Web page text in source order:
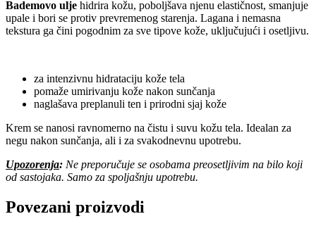
Bademovo ulje hidrira kožu, poboljšava njenu elastičnost, smanjuje
upale i bori se protiv prevremenog starenja. Lagana i nemasna
tekstura ga čini pogodnim za sve tipove kože, uključujući i osetljivu.
za intenzivnu hidrataciju kože tela
pomaže umirivanju kože nakon sunčanja
naglašava preplanuli ten i prirodni sjaj kože
Krem se nanosi ravnomerno na čistu i suvu kožu tela. Idealan za
negu nakon sunčanja, ali i za svakodnevnu upotrebu.
Upozorenja: Ne preporučuje se osobama preosetljivim na bilo koji
od sastojaka. Samo za spoljašnju upotrebu.
Povezani proizvodi